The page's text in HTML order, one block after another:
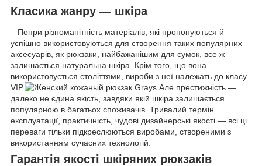
Класика жанру — шкіра
Попри різноманітність матеріалів, які пропонуються й
успішно використовуються для створення таких популярних
аксесуарів, як рюкзаки, найбажанішим для сумок, все ж
залишається натуральна шкіра. Крім того, що вона
використовується століттями, вироби з неї належать до класу
VIP.
Але престижність —
далеко не єдина якість, завдяки якій шкіра залишається
популярною в багатьох споживачів. Тривалий термін
експлуатації, практичність, чудові дизайнерські якості — всі ці
переваги тільки підкреслюються виробами, створеними з
використанням сучасних технологій.
Гарантія якості шкіряних рюкзаків